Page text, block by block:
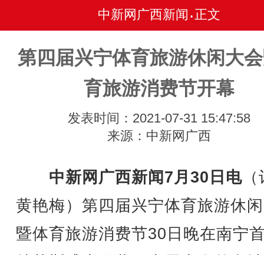
中新网广西新闻 • 正文
第四届兴宁体育旅游休闲大
育旅游消费节开幕
发表时间：2021-07-31 15:47:58
来源：中新网广西
中新网广西新闻7月30日电
黄艳梅）第四届兴宁体育旅游休
暨体育旅游消费节30日晚在南宁